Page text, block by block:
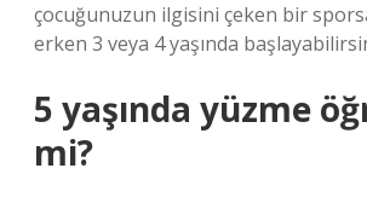
çocuğunuzun ilgisini çeken bir
erken 3 veya 4 yaşında
5 yaşında yüzme
mi?